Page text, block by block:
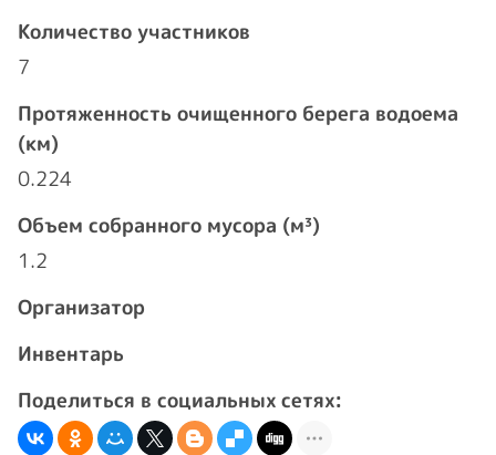
Количество участников
7
Протяженность очищенного берега водоема
(км)
0.224
Объем собранного мусора (м³)
1.2
Организатор
Инвентарь
Поделиться в социальных сетях: